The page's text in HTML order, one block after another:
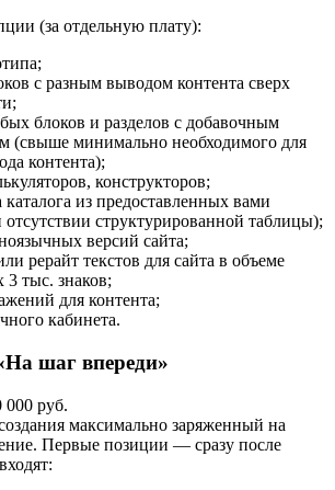
(за отдельную плату):
с разным выводом контента сверх
блоков и разделов с добавочным
(свыше минимально необходимого для
контента);
конструкторов;
каталога из предоставленных вами
отсутствии структурированной таблицы);
версий сайта;
рерайт текстов для сайта в объеме
3 тыс. знаков;
для контента;
кабинета.
шаг впереди»
000 руб.
максимально заряженный на
Первые позиции — сразу после